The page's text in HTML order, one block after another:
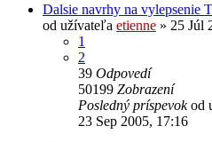
Dalsie navrhy na vylepsenie
od užívateľa etienne » 25 Júl
1
2
39 Odpovedí
50199 Zobrazení
Posledný príspevokod
23 Sep 2005, 17:16